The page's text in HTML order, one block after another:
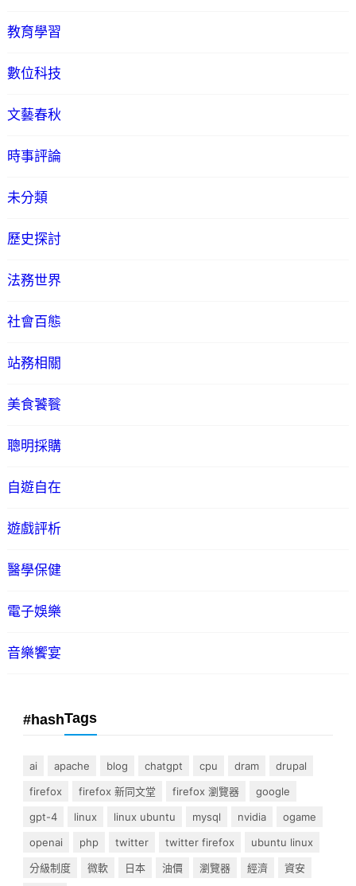
教育學習
數位科技
文藝春秋
時事評論
未分類
歷史探討
法務世界
社會百態
站務相關
美食饕餮
聰明採購
自遊自在
遊戲評析
醫學保健
電子娛樂
音樂饗宴
#hashTags
ai apache blog chatgpt cpu dram
drupal
firefox
firefox 新同文堂 firefox 瀏覽器
google
gpt-4
linux linux ubuntu mysql nvidia
ogame
openai
php twitter twitter firefox
ubuntu linux
分級制度
微軟 日本 油價 瀏覽器 經濟
資安